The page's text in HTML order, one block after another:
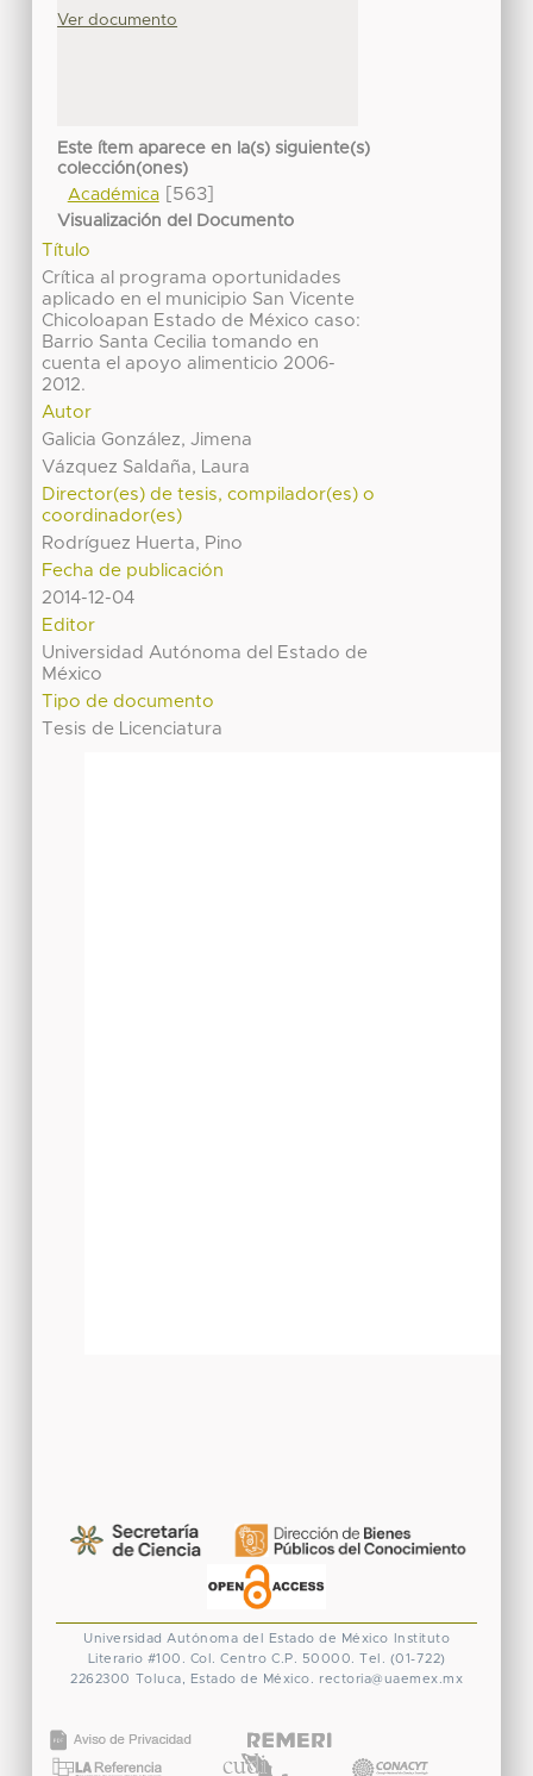
Ver documento
Este ítem aparece en la(s) siguiente(s)
colección(ones)
Académica[563]
Visualización del Documento
Título
Crítica al programa oportunidades
aplicado en el municipio San Vicente
Chicoloapan Estado de México caso:
Barrio Santa Cecilia tomando en
cuenta el apoyo alimenticio 2006-
2012.
Autor
Galicia González, Jimena
Vázquez Saldaña, Laura
Director(es) de tesis, compilador(es) o
coordinador(es)
Rodríguez Huerta, Pino
Fecha de publicación
2014-12-04
Editor
Universidad Autónoma del Estado de
México
Tipo de documento
Tesis de Licenciatura
Universidad Autónoma del Estado de México
Instituto
Literario #100. Col. Centro C.P. 50000. Tel. (01-722)
2262300 Toluca, Estado de México. rectoria@uaemex.mx